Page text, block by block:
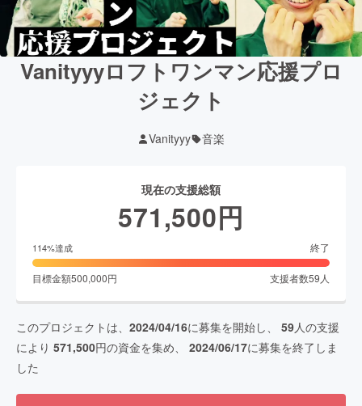
Vanityyyロフトワンマン応援プロ
ジェクト
Vanityyy 音楽
現在の支援総額
571,500円
114%達成 終了
目標金額500,000円 支援者数59人
このプロジェクトは、 2024/04/16に募集を開始し、 59人の支援
により 571,500円の資金を集め、 2024/06/17に募集を終了しま
した